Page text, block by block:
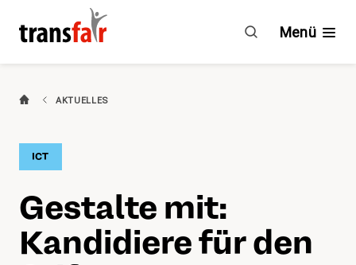
mit:
für
Stiftungsrat
comPlan!
Branchen
Engagement
Über transfair
Mitgliedervorteile
Menü
AKTUELLES
ICT
Gestalte mit:
Kandidiere für den